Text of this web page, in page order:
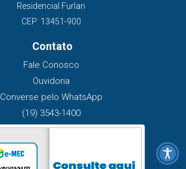
Residencial Furlan
CEP: 13451-900
Contato
Fale Conosco
Ouvidoria
Converse pelo WhatsApp
(19) 3543-1400